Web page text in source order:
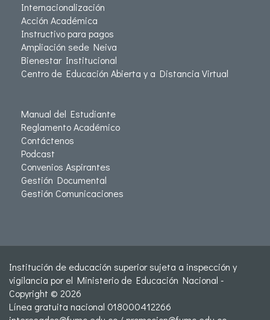
Internacionalización
Acción Académica
Instructivo para pagos
Ampliación sede Neiva
Bienestar Institucional
Centro de Educación Abierta y a Distancia Virtual
Manual del Estudiante
Reglamento Académico
Contáctenos
Podcast
Convenios Aspirantes
Gestión Documental
Gestión Comunicaciones
Institución de educación superior sujeta a inspección y
vigilancia por el Ministerio de Educación Nacional -
Copyright © 2026
Línea gratuita nacional 018000412266